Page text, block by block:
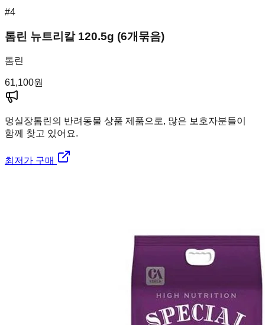
#4
톰린 뉴트리칼 120.5g (6개묶음)
톰린
61,100원
멍실장톰린의 반려동물 상품 제품으로, 많은 보호자분들이
함께 찾고 있어요.
최저가 구매